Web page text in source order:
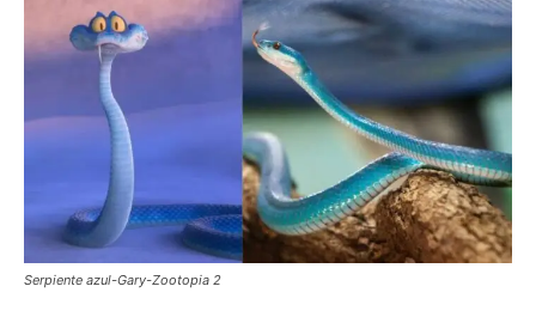
Serpiente azul-Gary-Zootopia 2